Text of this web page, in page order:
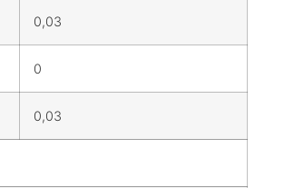
0,03
0
0,03